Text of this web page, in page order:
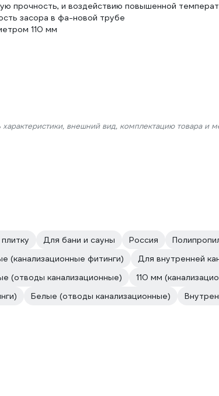
прочность, и воздействию повышенной
засора в фа-новой трубе
110 мм
внешний вид, комплектацию товара и
Для бани и сауны Россия
(канализационные фитинги)
Для внутренней
(отводы канализационные)
110 мм
Белые (отводы канализационные)